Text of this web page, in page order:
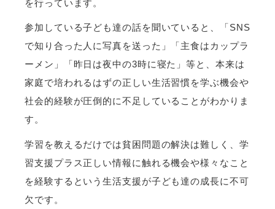
を行っています。
参加している子ども達の話を聞いていると、「SNS
で知り合った人に写真を送った」「主食はカップラ
ーメン」「昨日は夜中の3時に寝た」等と、本来は
家庭で培われるはずの正しい生活習慣を学ぶ機会や
社会的経験が圧倒的に不足していることがわかりま
す。
学習を教えるだけでは貧困問題の解決は難しく、学
習支援プラス正しい情報に触れる機会や様々なこと
を経験するという生活支援が子ども達の成長に不可
欠です。